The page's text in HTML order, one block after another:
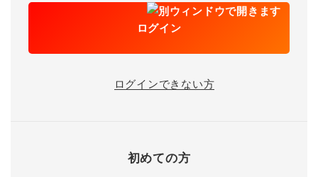
ログイン
ログインできない方
初めての方